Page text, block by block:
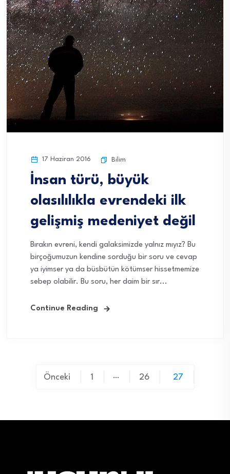
17 Haziran 2016 Bilim
İnsan türü, büyük
olasılılıkla evrendeki ilk
gelişmiş medeniyet değil
Bırakın evreni, kendi galaksimizde yalnız mıyız? Bu
birçoğumuzun kendine sorduğu bir soru ve cevap
ya iyimser ya da büsbütün kötümser hissetmemize
sebep olabilir. Bu soru, her daim bir sır...
Continue Reading
Önceki 1 … 26 27